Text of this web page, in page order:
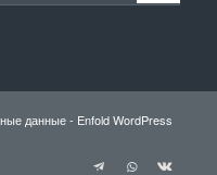
данные- Enfold WordPress